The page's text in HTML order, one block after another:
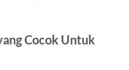
Cocok Untuk